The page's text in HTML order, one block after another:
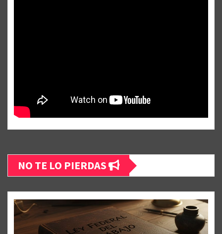
NO TE LO PIERDAS